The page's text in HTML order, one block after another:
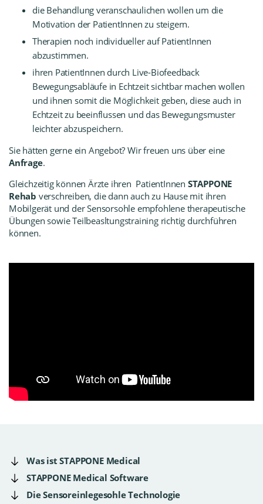
die Behandlung veranschaulichen wollen um die
Motivation der PatientInnen zu steigern.
Therapien noch individueller auf PatientInnen
abzustimmen.
ihren PatientInnen durch Live-Biofeedback
Bewegungsabläufe in Echtzeit sichtbar machen wollen
und ihnen somit die Möglichkeit geben, diese auch in
Echtzeit zu beeinflussen und das Bewegungsmuster
leichter abzuspeichern.
Sie hätten gerne ein Angebot? Wir freuen uns über eine
Anfrage.
Gleichzeitig können Ärzte ihren PatientInnen STAPPONE
Rehab verschreiben, die dann auch zu Hause mit ihren
Mobilgerät und der Sensorsohle empfohlene therapeutische
Übungen sowieTeilbeasltungstrainingrichtig durchführen
können.
Was ist STAPPONE Medical
STAPPONE Medical Software
Die Sensoreinlegesohle Technologie